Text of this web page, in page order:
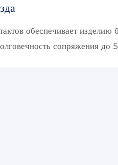
обеспечивает изделию
сопряжения до